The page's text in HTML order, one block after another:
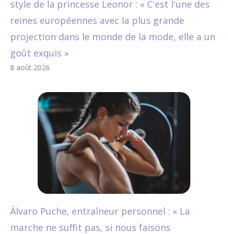
style de la princesse Leonor : « C'est l'une des
reines européennes avec la plus grande
projection dans le monde de la mode, elle a un
goût exquis »
8 août 2026
Álvaro Puche, entraîneur personnel : « La
marche ne suffit pas, si nous faisons